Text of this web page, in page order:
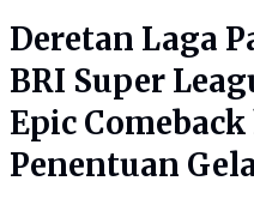
Deretan Laga
BRI Super
Epic
Penentuan